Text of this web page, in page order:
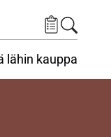
lähin kauppa